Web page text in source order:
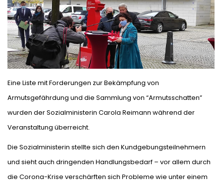
Eine Liste mit Forderungen zur Bekämpfung von
Armutsgefährdung und die Sammlung von “Armutsschatten”
wurden der Sozialministerin Carola Reimann während der
Veranstaltung überreicht.
Die Sozialministerin stellte sich den Kundgebungsteilnehmern
und sieht auch dringenden Handlungsbedarf – vor allem durch
die Corona-Krise verschärften sich Probleme wie unter einem